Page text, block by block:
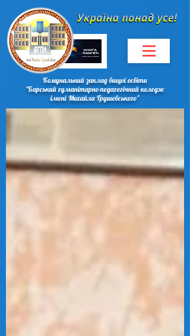
Комунальний заклад вищої освіти
"Барський гуманітарно-педагогічний коледж
імені Михайла Грушевського"